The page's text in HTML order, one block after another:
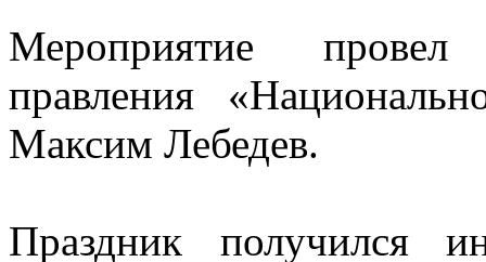
Мероприятие провел
правления
Максим Лебедев.
Праздник получился